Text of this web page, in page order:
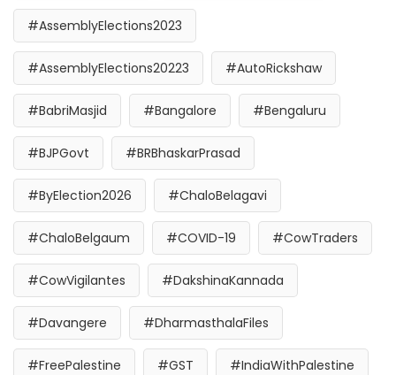
#AssemblyElections2023
#AssemblyElections20223 #AutoRickshaw
#BabriMasjid #Bangalore #Bengaluru
#BJPGovt #BRBhaskarPrasad
#ByElection2026 #ChaloBelagavi
#ChaloBelgaum #COVID-19 #CowTraders
#CowVigilantes #DakshinaKannada
#Davangere #DharmasthalaFiles
#FreePalestine #GST #IndiaWithPalestine